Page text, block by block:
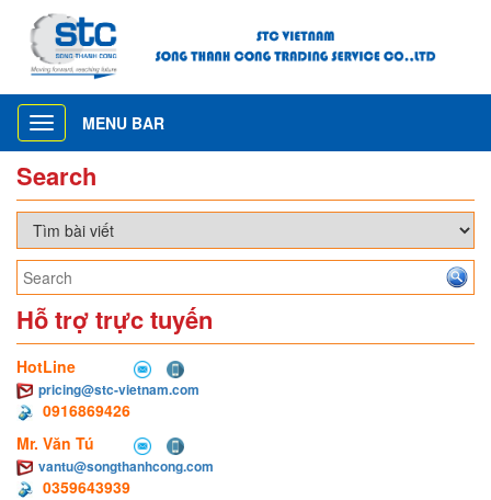
Toggle
navigation
MENU BAR
Search
Hỗ trợ trực tuyến
HotLine
pricing@stc-vietnam.com
0916869426
Mr. Văn Tú
vantu@songthanhcong.com
0359643939